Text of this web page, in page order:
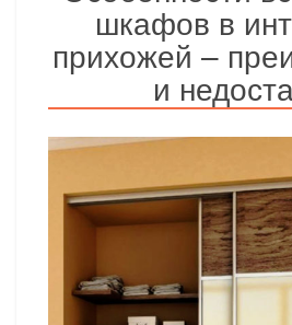
шкафов в
прихожей –
и